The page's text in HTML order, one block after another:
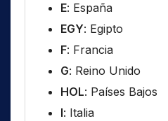
E: España
EGY: Egipto
F: Francia
G: Reino Unido
HOL: Países Bajos
I: Italia